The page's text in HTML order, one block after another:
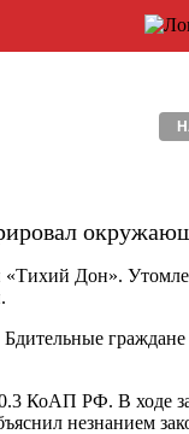
«Тихий Дон».
граждане
КоАП РФ. В ходе
незнанием